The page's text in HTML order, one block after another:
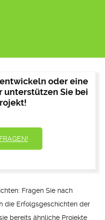
oder eine
unterstützen Sie bei
Fragen Sie nach
die Erfolgsgeschichten der
bereits ähnliche Projekte